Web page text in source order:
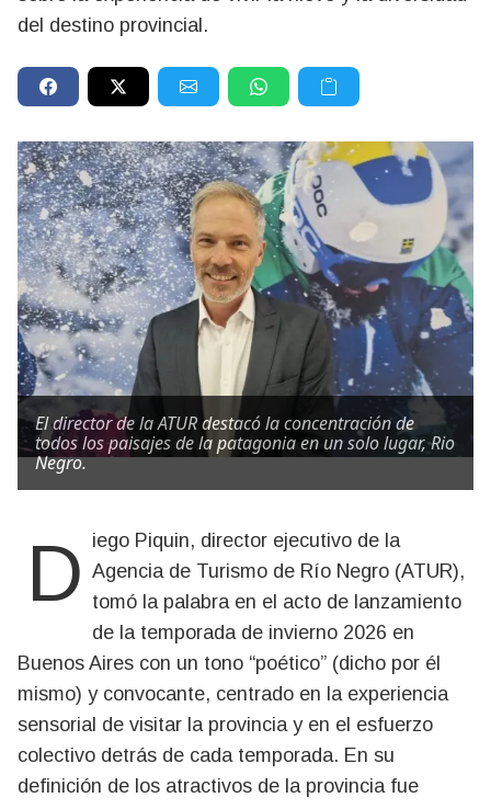
del destino provincial.
El director de la ATUR destacó la concentración de
todos los paisajes de la patagonia en un solo lugar, Rio
Negro.
Diego Piquin, director ejecutivo de la Agencia de Turismo de Río Negro (ATUR),
tomó la palabra en el acto de lanzamiento
de la temporada de invierno 2026 en
Buenos Aires con un tono “poético” (dicho por él
mismo) y convocante, centrado en la experiencia
sensorial de visitar la provincia y en el esfuerzo
colectivo detrás de cada temporada. En su
definición de los atractivos de la provincia fue